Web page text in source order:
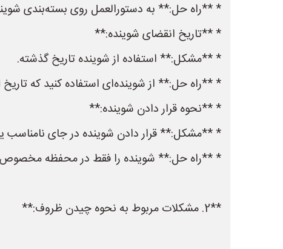
* **راه حل:** به دستورالعمل روی بسته‌بندی
* **تاریخ انقضای شوینده:**
* **مشکل:** استفاده از شوینده تاریخ گذشته.
* **راه حل:** از شوینده‌ای استفاده کنید که
* **نحوه قرار دادن شوینده:**
* **مشکل:** قرار دادن شوینده در جای
* **راه حل:** شوینده را فقط در محفظه
**2. مشکلات مربوط به نحوه چیدن ظروف:**